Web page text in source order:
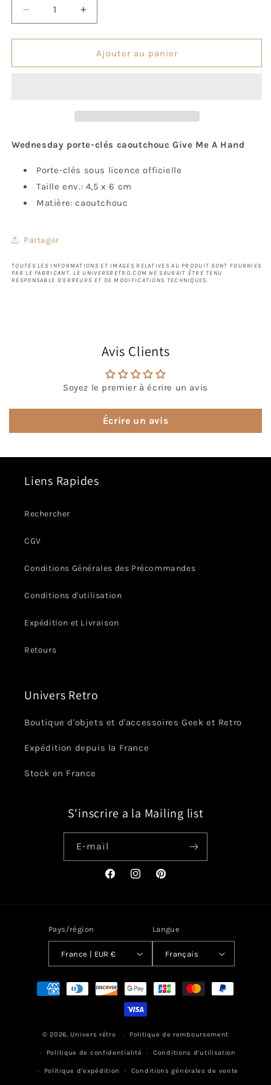
Réduire
la
quantité
Porte-
Augmenter
la
quantité
Porte-
Ajouter au panier
Wednesday porte-clés caoutchouc Give Me A Hand
Porte-clés sous licence officielle
Taille env.: 4,5 x 6 cm
Matière: caoutchouc
Partager
TOUTES LES INFORMATIONS ET IMAGES RELATIVES AU PRODUIT SONT FOURNIES
PAR LE FABRICANT. LE UNIVERSRETRO.COM NE SAURAIT ÊTRE TENU
RESPONSABLE D'ERREURS ET DE MODIFICATIONS TECHNIQUES.
Avis Clients
Soyez le premier à écrire un avis
Écrire un avis
Liens Rapides
Rechercher
CGV
Conditions Générales des Précommandes
Conditions d'utilisation
Expédition et Livraison
Retours
Univers Retro
Boutique d'objets et d'accessoires Geek et Retro
Expédition depuis la France
Stock en France
S'inscrire a la Mailing list
E-mail
FacebookInstagramPinterest
Pays/région
France | EUR €
Langue
Français
Moyens
© 2026, Univers rétro Politique de remboursement
Politique de confidentialité Conditions d’utilisation
Politique d’expédition Conditions générales de vente